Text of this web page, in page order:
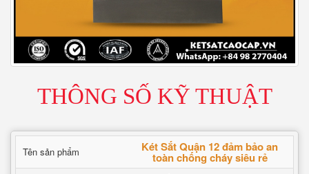
THÔNG SỐ KỸ THUẬT
Tên sản phẩm Két Sắt Quận 12 đảm bảo an
toàn chống cháy siêu rẻ